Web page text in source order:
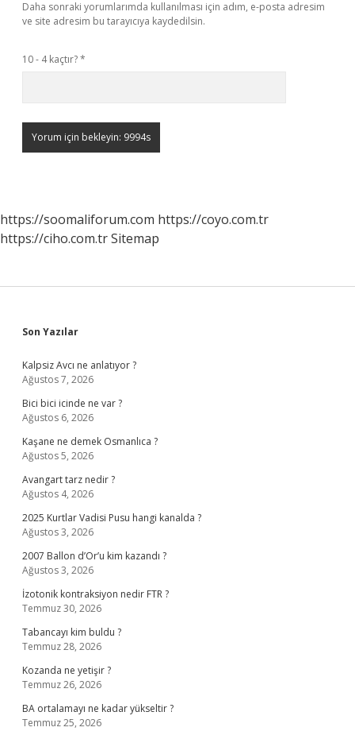
Daha sonraki yorumlarımda kullanılması için adım, e-posta adresim
ve site adresim bu tarayıcıya kaydedilsin.
10 - 4 kaçtır?*
https://soomaliforum.com https://coyo.com.tr
https://ciho.com.trSitemap
Sidebar
Son Yazılar
Kalpsiz Avcı ne anlatıyor ?
Ağustos 7, 2026
Bici bici icinde ne var ?
Ağustos 6, 2026
Kaşane ne demek Osmanlıca ?
Ağustos 5, 2026
Avangart tarz nedir ?
Ağustos 4, 2026
2025 Kurtlar Vadisi Pusu hangi kanalda ?
Ağustos 3, 2026
2007 Ballon d’Or’u kim kazandı ?
Ağustos 3, 2026
İzotonik kontraksiyon nedir FTR ?
Temmuz 30, 2026
Tabancayı kim buldu ?
Temmuz 28, 2026
Kozanda ne yetişir ?
Temmuz 26, 2026
BA ortalamayı ne kadar yükseltir ?
Temmuz 25, 2026